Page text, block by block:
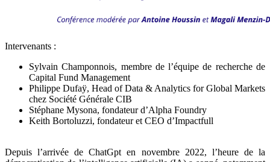
Intervenants :
Sylvain Champonnois, membre de l’équipe de recherche de
Capital Fund Management
Philippe Dufaÿ, Head of Data & Analytics for Global Markets
chez Société Générale CIB
Stéphane Mysona, fondateur d’Alpha Foundry
Keith Bortoluzzi, fondateur et CEO d’Impactfull
Depuis l’arrivée de ChatGpt en novembre 2022, l’heure de la